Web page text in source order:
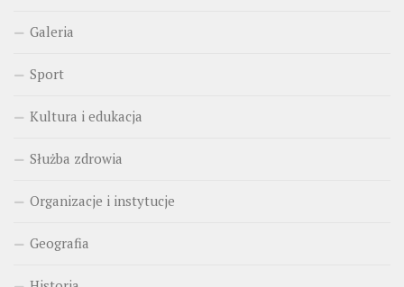
Galeria
Sport
Kultura i edukacja
Służba zdrowia
Organizacje i instytucje
Geografia